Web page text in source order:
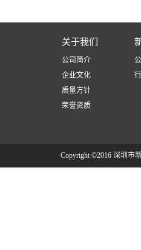
关于我们
公司简介
企业文化
质量方针
荣誉资质
Copyright ©2016 深圳市